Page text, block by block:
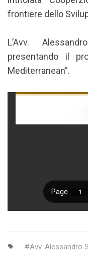
frontiere dello
L’Avv.
presentando il
Mediterranean”.
Avv. Alessandro